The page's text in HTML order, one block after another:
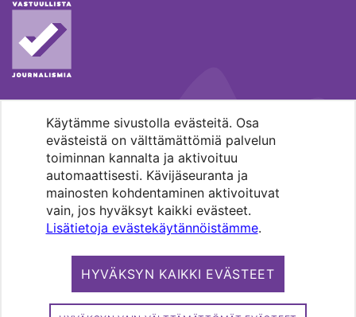
Käytämme sivustolla evästeitä. Osa
evästeistä on välttämättömiä palvelun
toiminnan kannalta ja aktivoituu
automaattisesti. Kävijäseuranta ja
mainosten kohdentaminen aktivoituvat
vain, jos hyväksyt kaikki evästeet.
Lisätietoja evästekäytännöistämme.
HYVÄKSYN KAIKKI EVÄSTEET
MENOHAKU
Pääkaupunkiseudun evankelis-
luterilaisten seurakuntien media.
Copyright 2026. Kirkko ja kaupunki. All
rights reserved.